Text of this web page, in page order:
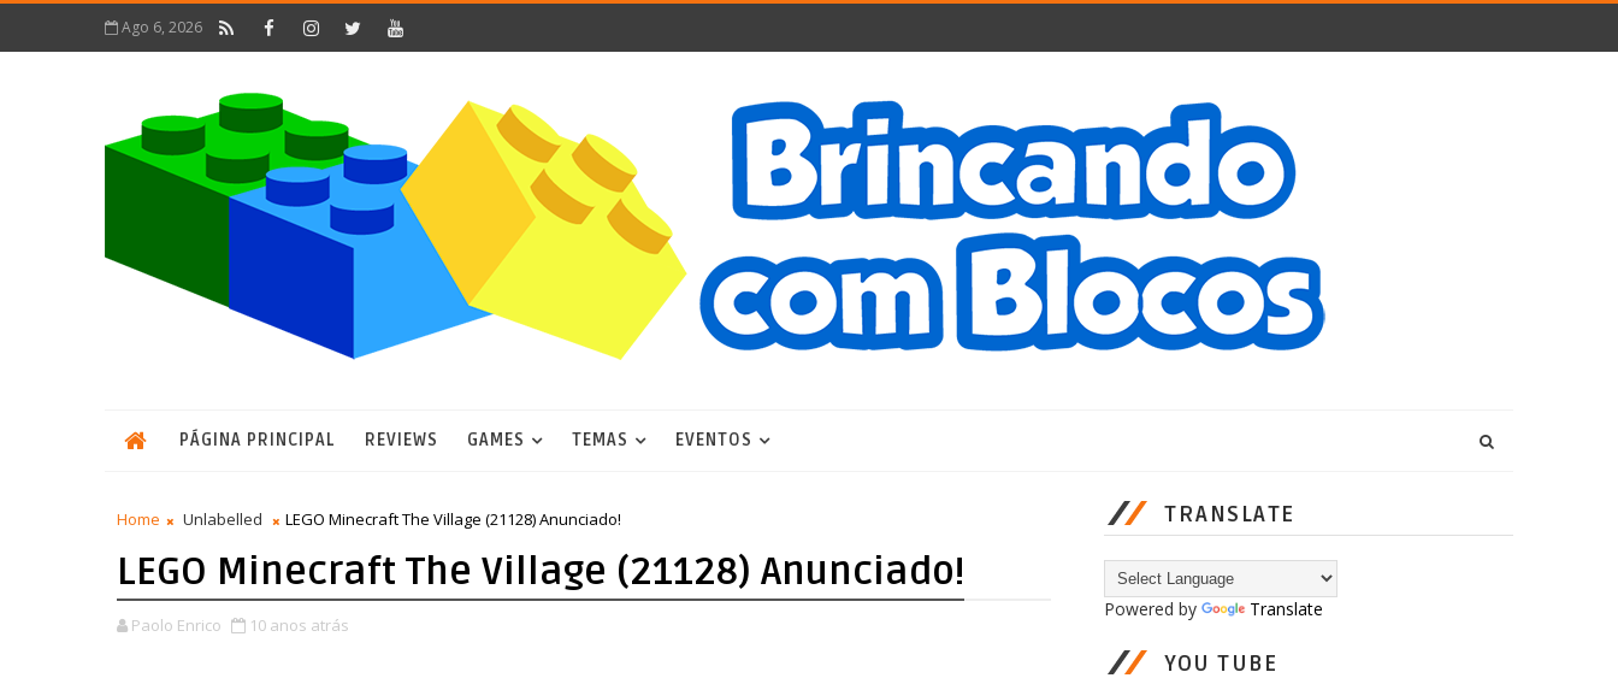
Ago 6, 2026
PÁGINA PRINCIPAL REVIEWS GAMES TEMAS EVENTOS
Home Unlabelled LEGO Minecraft The Village (21128) Anunciado!
LEGO Minecraft The Village (21128) Anunciado!
Paolo Enrico 10 anos atrás
TRANSLATE
Powered by Translate
YOU TUBE